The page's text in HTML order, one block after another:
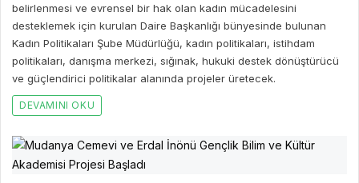
belirlenmesi ve evrensel bir hak olan kadın mücadelesini
desteklemek için kurulan Daire Başkanlığı bünyesinde bulunan
Kadın Politikaları Şube Müdürlüğü, kadın politikaları, istihdam
politikaları, danışma merkezi, sığınak, hukuki destek dönüştürücü
ve güçlendirici politikalar alanında projeler üretecek.
DEVAMINI OKU